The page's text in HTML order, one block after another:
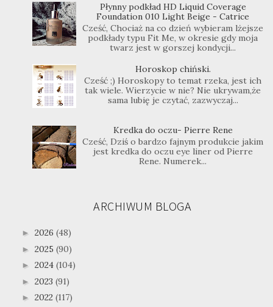
Płynny podkład HD Liquid Coverage
Foundation 010 Light Beige - Catrice
Cześć, Chociaż na co dzień wybieram lżejsze
podkłady typu Fit Me, w okresie gdy moja
twarz jest w gorszej kondycji...
Horoskop chiński.
Cześć ;) Horoskopy to temat rzeka, jest ich
tak wiele. Wierzycie w nie? Nie ukrywam,że
sama lubię je czytać, zazwyczaj...
Kredka do oczu- Pierre Rene
Cześć, Dziś o bardzo fajnym produkcie jakim
jest kredka do oczu eye liner od Pierre
Rene. Numerek...
ARCHIWUM BLOGA
► 2026 (48)
► 2025 (90)
► 2024 (104)
► 2023 (91)
► 2022 (117)